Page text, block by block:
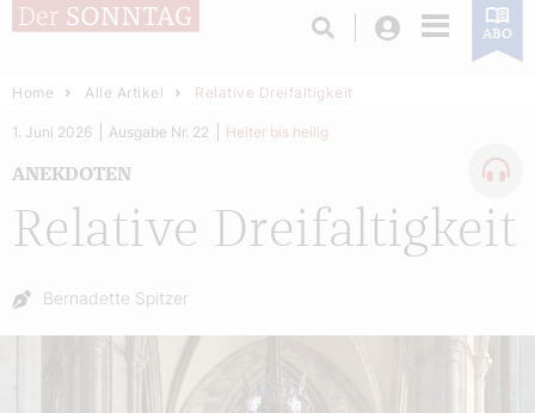
Login ABO
Home Alle Artikel Relative Dreifaltigkeit
Relative Dreifaltigkeit
ANEKDOTEN
1. Juni 2026 Ausgabe Nr. 22 Heiter bis heilig
Autor:
Bernadette Spitzer